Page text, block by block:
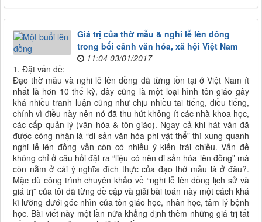
Giá trị của thờ mẫu & nghi lễ lên đồng
trong bối cảnh văn hóa, xã hội Việt Nam
11:04 03/01/2017
1. Đặt vấn đề:
Đạo thờ mẫu và nghi lễ lên đồng đã từng tồn tại ở Việt Nam ít
nhất là hơn 10 thế kỷ, đây cũng là một loại hình tôn giáo gây
khá nhiều tranh luận cũng như chịu nhiều tai tiếng, điều tiếng,
chính vì điều này nên nó đã thu hút không ít các nhà khoa học,
các cấp quản lý (văn hóa & tôn giáo). Ngay cả khi hát văn đã
được công nhận là “di sản văn hóa phi vật thể” thì xung quanh
nghi lễ lên đồng vẫn còn có nhiều ý kiến trái chiều. Vấn đề
không chỉ ở câu hỏi đặt ra “liệu có nên di sản hóa lên đồng” mà
còn nằm ở cái ý nghĩa đích thực của đạo thờ mẫu là ở đâu?.
Mặc dù công trình chuyên khảo về “nghi lễ lên đồng lịch sử và
giá trị” của tôi đã từng đề cập và giải bài toán này một cách khá
kĩ lưỡng dưới góc nhìn của tôn giáo học, nhân học, tâm lý bệnh
học. Bài viết này một lần nữa khẳng định thêm những giá trị tất